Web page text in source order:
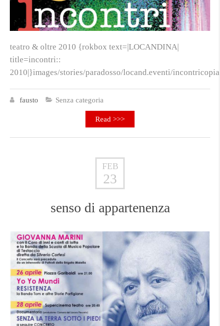
teatro & oltre 2010 {rokbox text=|LOCANDINA|
title=incontri::
2010|}images/stories/paradosso/locand.eventi/
fausto Senza categoria
Read >>>
FEB
23
senso di appartenenza